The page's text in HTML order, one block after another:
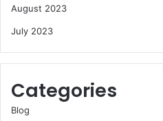
August 2023
July 2023
Categories
Blog